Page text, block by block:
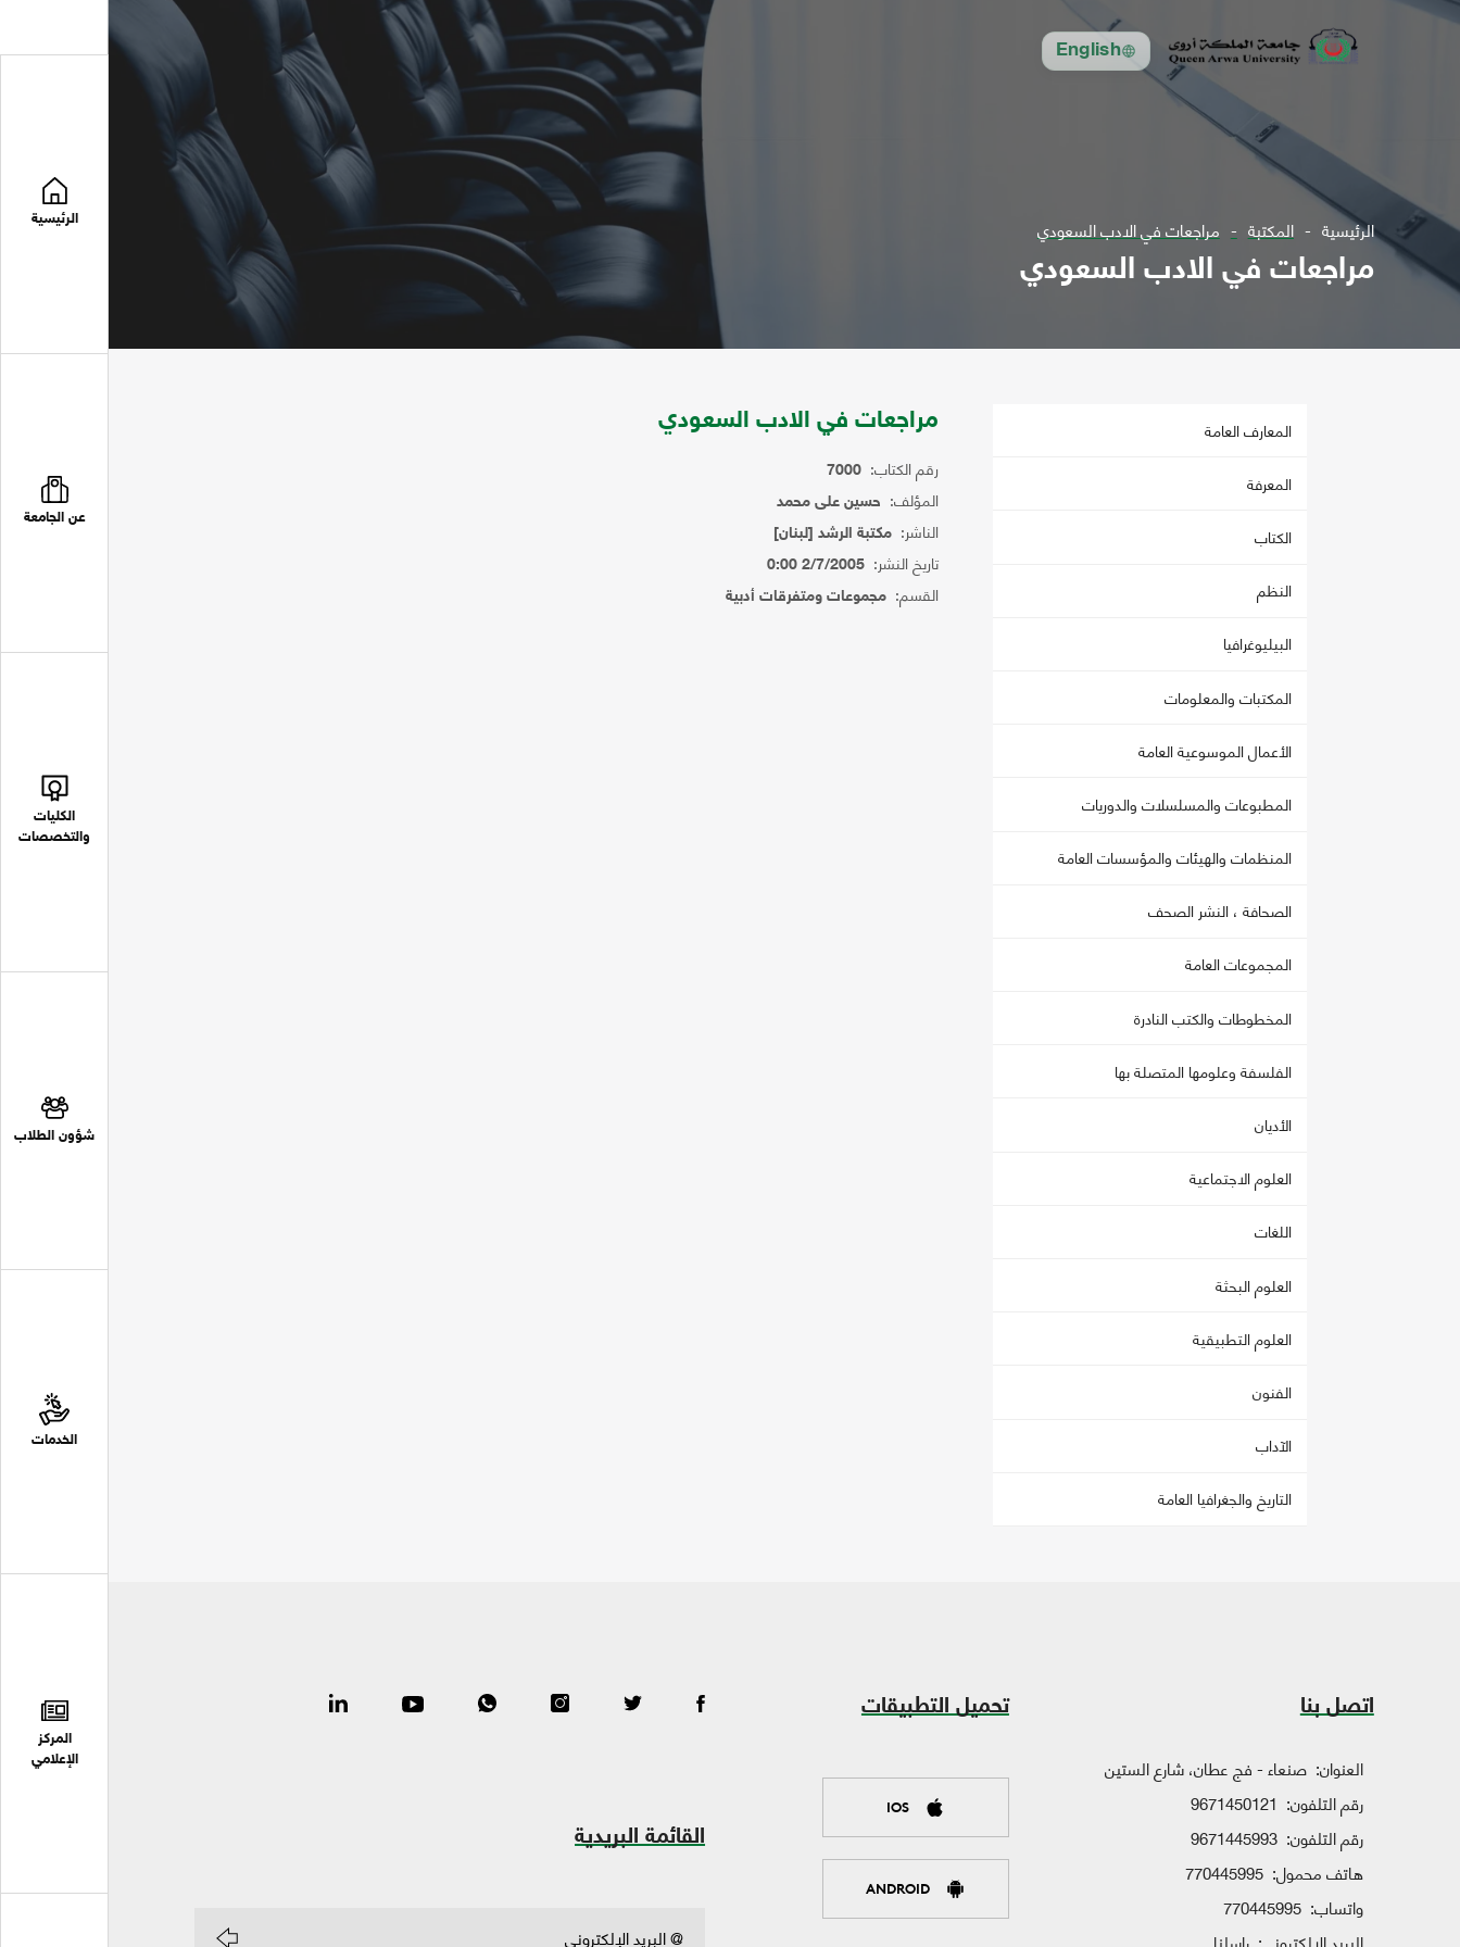
English
الرئيسية
عن الجامعة
الكليات
والتخصصات
شؤون الطلاب
الخدمات
المركز
الإعلامي
الرئيسية المكتبة مراجعات في الادب السعودي
مراجعات في الادب السعودي
المعارف العامة
المعرفة
الكتاب
النظم
البيليوغرافيا
المكتبات والمعلومات
الأعمال الموسوعية العامة
المطبوعات والمسلسلات والدوريات
المنظمات والهيئات والمؤسسات العامة
الصحافة ، النشر الصحف
المجموعات العامة
المخطوطات والكتب النادرة
الفلسفة وعلومها المتصلة بها
الأديان
العلوم الاجتماعية
اللغات
العلوم البحثة
العلوم التطبيقية
الفنون
الآداب
التاريخ والجغرافيا العامة
مراجعات في الادب السعودي
رقم الكتاب: 7000
المؤلف: حسين على محمد
الناشر: مكتبة الرشد [لبنان]
تاريخ النشر: 2/7/2005 0:00
القسم: مجموعات ومتفرقات أدبية
اتصل بنا
العنوان: صنعاء - فج عطان، شارع الستين
رقم التلفون: 9671450121
رقم التلفون: 9671445993
هاتف محمول: 770445995
واتساب: 770445995
تحميل التطبيقات
IOS
ANDROID
القائمة البريدية